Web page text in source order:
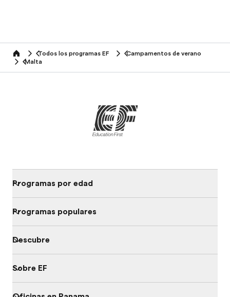
home Todos los programas EF
Campamentos de verano
Malta
Programas por edad
Programas populares
Descubre
Sobre EF